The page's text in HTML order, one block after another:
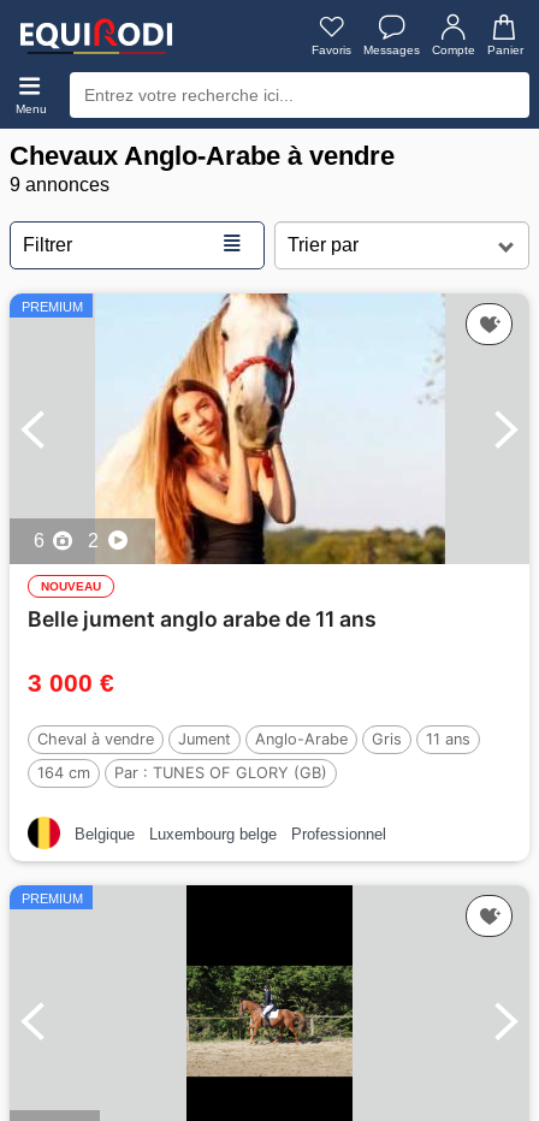
Favoris Messages Compte Panier
Menu
Chevaux Anglo-Arabe à vendre
9 annonces
Filtrer ≣
PREMIUM
6 2
NOUVEAU
Belle jument anglo arabe de 11 ans
3 000 €
Cheval à vendre Jument Anglo-Arabe Gris
11 ans
164 cm
Par : TUNES OF GLORY (GB)
Belgique Luxembourg belge Professionnel
PREMIUM